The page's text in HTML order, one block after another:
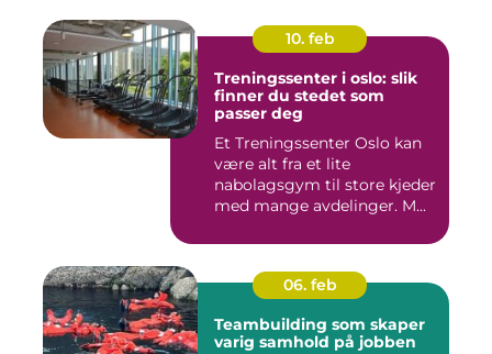
10. feb
Treningssenter i oslo: slik
finner du stedet som
passer deg
Et Treningssenter Oslo kan
være alt fra et lite
nabolagsgym til store kjeder
med mange avdelinger. M...
06. feb
Teambuilding som skaper
varig samhold på jobben